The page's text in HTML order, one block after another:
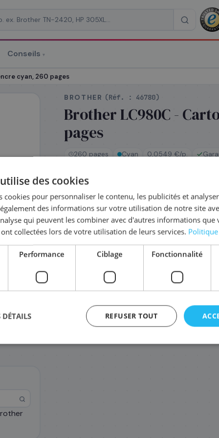
Conseils ▾
cyan, 260 pages
BROTHER (Réf. : 46780)
Brother LC980C -
pages
260 pages Cyan 0,0549 €/p.
Expédié le jour même — commandez
Coût par impression :0,0549€
Complétez la sérieLC-980
LC-980M LC980Y
des cookies
cookies pour personnaliser le contenu, les publicités et
des informations sur votre utilisation de notre site
qui peuvent les combiner avec d'autres informations que
collectées lors de votre utilisation de leurs services.
Performance Ciblage Fonctionnalité
REFUSER TOUT
DÉTAILS